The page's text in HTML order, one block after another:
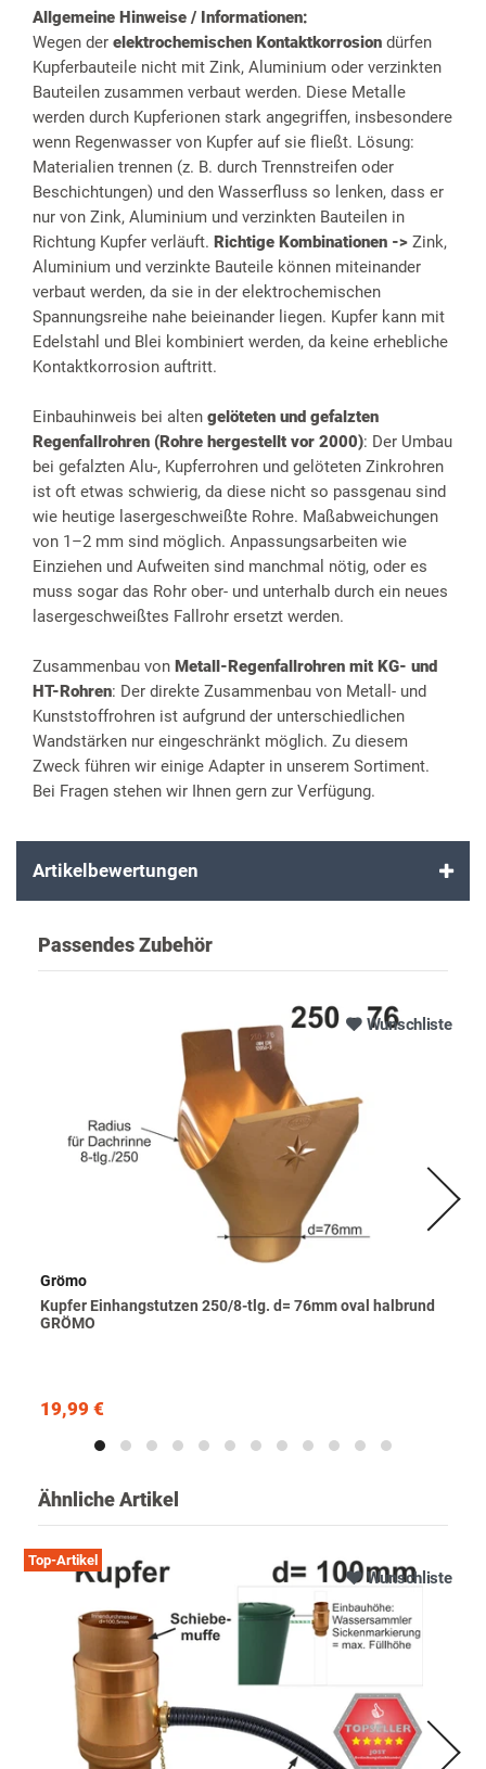
Allgemeine Hinweise / Informationen:
Wegen der elektrochemischen Kontaktkorrosion dürfen
Kupferbauteile nicht mit Zink, Aluminium oder verzinkten
Bauteilen zusammen verbaut werden. Diese Metalle
werden durch Kupferionen stark angegriffen, insbesondere
wenn Regenwasser von Kupfer auf sie fließt. Lösung:
Materialien trennen (z. B. durch Trennstreifen oder
Beschichtungen) und den Wasserfluss so lenken, dass er
nur von Zink, Aluminium und verzinkten Bauteilen in
Richtung Kupfer verläuft. Richtige Kombinationen -> Zink,
Aluminium und verzinkte Bauteile können miteinander
verbaut werden, da sie in der elektrochemischen
Spannungsreihe nahe beieinander liegen. Kupfer kann mit
Edelstahl und Blei kombiniert werden, da keine erhebliche
Kontaktkorrosion auftritt.
Einbauhinweis bei alten gelöteten und gefalzten
Regenfallrohren (Rohre hergestellt vor 2000): Der Umbau
bei gefalzten Alu-, Kupferrohren und gelöteten Zinkrohren
ist oft etwas schwierig, da diese nicht so passgenau sind
wie heutige lasergeschweißte Rohre. Maßabweichungen
von 1–2 mm sind möglich. Anpassungsarbeiten wie
Einziehen und Aufweiten sind manchmal nötig, oder es
muss sogar das Rohr ober- und unterhalb durch ein neues
lasergeschweißtes Fallrohr ersetzt werden.
Zusammenbau von Metall-Regenfallrohren mit KG- und
HT-Rohren: Der direkte Zusammenbau von Metall- und
Kunststoffrohren ist aufgrund der unterschiedlichen
Wandstärken nur eingeschränkt möglich. Zu diesem
Zweck führen wir einige Adapter in unserem Sortiment.
Bei Fragen stehen wir Ihnen gern zur Verfügung.
Artikelbewertungen
Passendes Zubehör
Wunschliste
Grömo
Kupfer Einhangstutzen 250/8-tlg. d= 76mm oval halbrund
GRÖMO
19,99 €
Ähnliche Artikel
Wunschliste
Top-Artikel